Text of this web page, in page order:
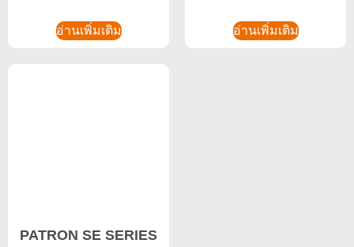
Tri-proof, โคมไฟ
อ่านเพิ่มเติม
การกัดกร่อน, โคมไฟ
อ่านเพิ่มเติม
PATRON SE SERIES